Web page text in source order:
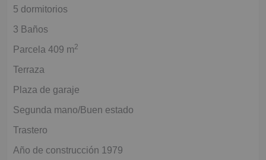
5 dormitorios
3 Baños
Parcela 409 m2
Terraza
Plaza de garaje
Segunda mano/Buen estado
Trastero
Año de construcción 1979